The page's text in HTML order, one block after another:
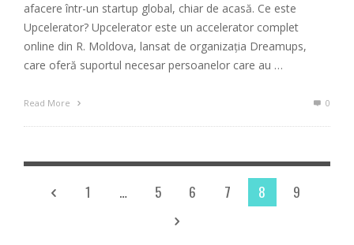
afacere într-un startup global, chiar de acasă. Ce este
Upcelerator? Upcelerator este un accelerator complet
online din R. Moldova, lansat de organizația Dreamups,
care oferă suportul necesar persoanelor care au …
Read More 0
1 … 5 6 7 8 9